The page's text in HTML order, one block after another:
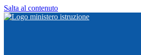
Salta al contenuto